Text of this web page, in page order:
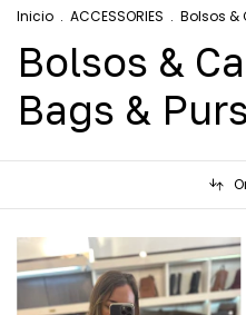
Inicio . ACCESSORIES . Bolsos &
Bolsos &
Bags &